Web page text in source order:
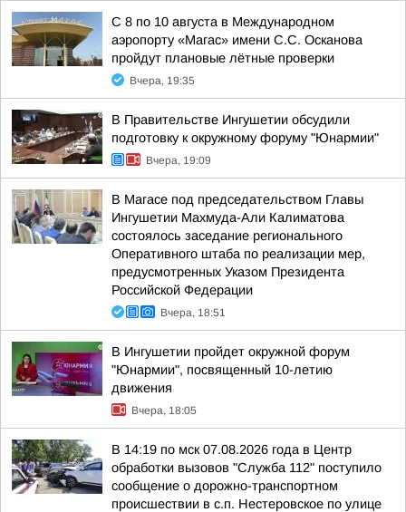
С 8 по 10 августа в Международном
аэропорту «Магас» имени С.С. Осканова
пройдут плановые лётные проверки
Вчера, 19:35
В Правительстве Ингушетии обсудили
подготовку к окружному форуму "Юнармии"
Вчера, 19:09
В Магасе под председательством Главы
Ингушетии Махмуда-Али Калиматова
состоялось заседание регионального
Оперативного штаба по реализации мер,
предусмотренных Указом Президента
Российской Федерации
Вчера, 18:51
В Ингушетии пройдет окружной форум
"Юнармии", посвященный 10-летию
движения
Вчера, 18:05
В 14:19 по мск 07.08.2026 года в Центр
обработки вызовов "Служба 112" поступило
сообщение о дорожно-транспортном
происшествии в с.п. Нестеровское по улице